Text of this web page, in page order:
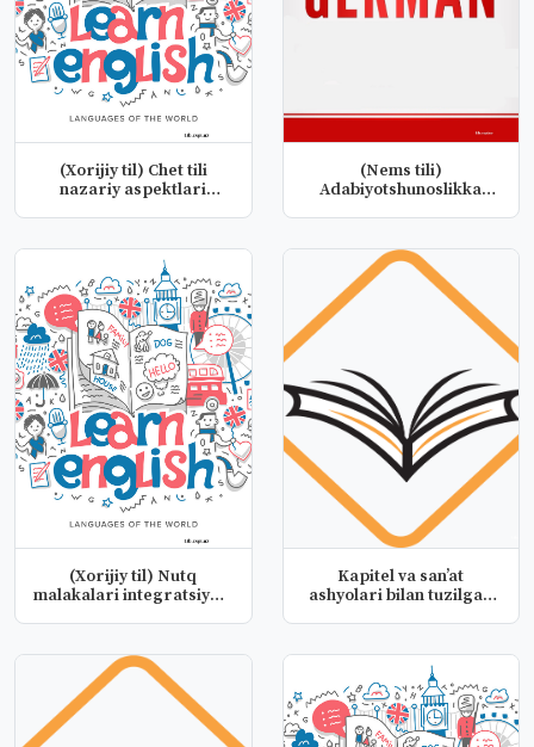
(Xorijiy til) Chet tili
nazariy aspektlari
(Nems tili)
Adabiyotshunoslikka
(Xorijiy til) Nutq
malakalari integratsiyasi
Kapitel va san’at
ashyolari bilan tuzilgan